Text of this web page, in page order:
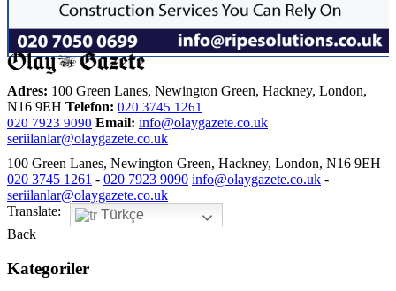
Adres: 100 Green Lanes, Newington Green, Hackney, London,
N16 9EH Telefon: 020 3745 1261
020 7923 9090 Email: info@olaygazete.co.uk
seriilanlar@olaygazete.co.uk
100 Green Lanes, Newington Green, Hackney, London, N16 9EH
020 3745 1261 - 020 7923 9090 info@olaygazete.co.uk -
seriilanlar@olaygazete.co.uk
Translate:
Türkçe
Back
Kategoriler